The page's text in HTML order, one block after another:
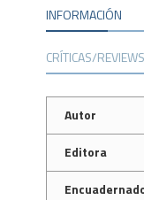
INFORMACIÓN
CRÍTICAS/REVIEWS
Autor
Editora